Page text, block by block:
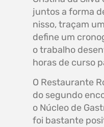
juntos a forma
nisso, traçam
define um
o trabalho
horas de curso
O Restaurante
do segundo
o Núcleo de
foi bastante